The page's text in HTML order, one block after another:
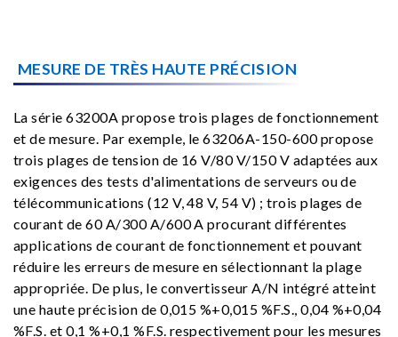
MESURE DE TRÈS HAUTE PRÉCISION
La série 63200A propose trois plages de fonctionnement
et de mesure. Par exemple, le 63206A-150-600 propose
trois plages de tension de 16 V/80 V/150 V adaptées aux
exigences des tests d'alimentations de serveurs ou de
télécommunications (12 V, 48 V, 54 V) ; trois plages de
courant de 60 A/300 A/600 A procurant différentes
applications de courant de fonctionnement et pouvant
réduire les erreurs de mesure en sélectionnant la plage
appropriée. De plus, le convertisseur A/N intégré atteint
une haute précision de 0,015 %+0,015 %F.S., 0,04 %+0,04
%F.S. et 0,1 %+0,1 %F.S. respectivement pour les mesures